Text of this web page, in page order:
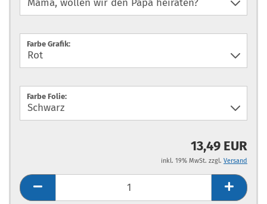
Farbe Grafik:
Farbe Folie:
13,49 EUR
inkl. 19% MwSt. zzgl. Versand